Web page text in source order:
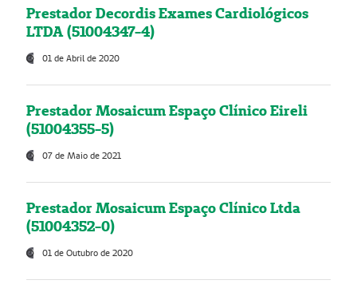
Prestador Decordis Exames Cardiológicos
LTDA (51004347-4)
01 de Abril de 2020
Prestador Mosaicum Espaço Clínico Eireli
(51004355-5)
07 de Maio de 2021
Prestador Mosaicum Espaço Clínico Ltda
(51004352-0)
01 de Outubro de 2020